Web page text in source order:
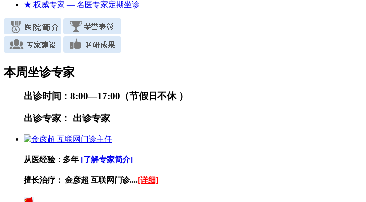
★ 权威专家 — 名医专家定期坐诊
本周坐诊专家
出诊时间： 8:00—17:00（节假日不休 ）
出诊专家： 出诊专家
从医经验： 多年 [了解专家简介]
擅长治疗： 金彦超 互联网门诊....[详细]